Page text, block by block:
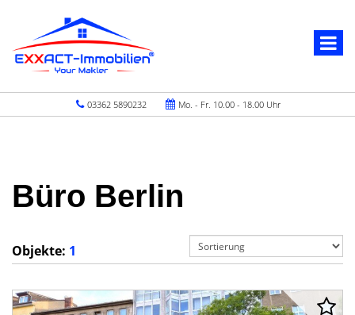
03362 5890232 Mo. - Fr. 10.00 - 18.00 Uhr
Büro Berlin
Objekte: 1